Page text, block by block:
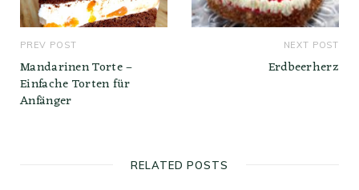
PREV POST
Mandarinen Torte –
Einfache Torten für
Anfänger
NEXT POST
Erdbeerherz
RELATED POSTS